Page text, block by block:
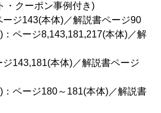
・クーポン事例付き)
ジ143(本体)／解説書ページ90
ページ8,143,181,217(本体)／解
143,181(本体)／解説書ページ
ページ180～181(本体)／解説書